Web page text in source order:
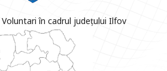
în cadrul județului Ilfov